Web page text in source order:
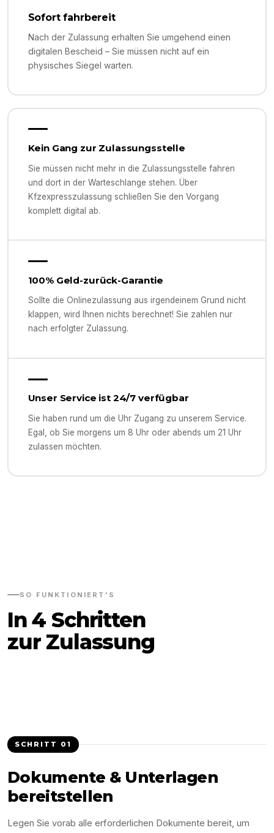
Sofort fahrbereit
Nach der Zulassung erhalten Sie umgehend einen
digitalen Bescheid – Sie müssen nicht auf ein
physisches Siegel warten.
Kein Gang zur Zulassungsstelle
Sie müssen nicht mehr in die Zulassungsstelle fahren
und dort in der Warteschlange stehen. Über
Kfzexpresszulassung schließen Sie den Vorgang
komplett digital ab.
100% Geld-zurück-Garantie
Sollte die Onlinezulassung aus irgendeinem Grund nicht
klappen, wird Ihnen nichts berechnet! Sie zahlen nur
nach erfolgter Zulassung.
Unser Service ist 24/7 verfügbar
Sie haben rund um die Uhr Zugang zu unserem Service.
Egal, ob Sie morgens um 8 Uhr oder abends um 21 Uhr
zulassen möchten.
SO FUNKTIONIERT'S
In 4 Schritten
zur Zulassung
SCHRITT 01
Dokumente & Unterlagen
bereitstellen
Legen Sie vorab alle erforderlichen Dokumente bereit, um